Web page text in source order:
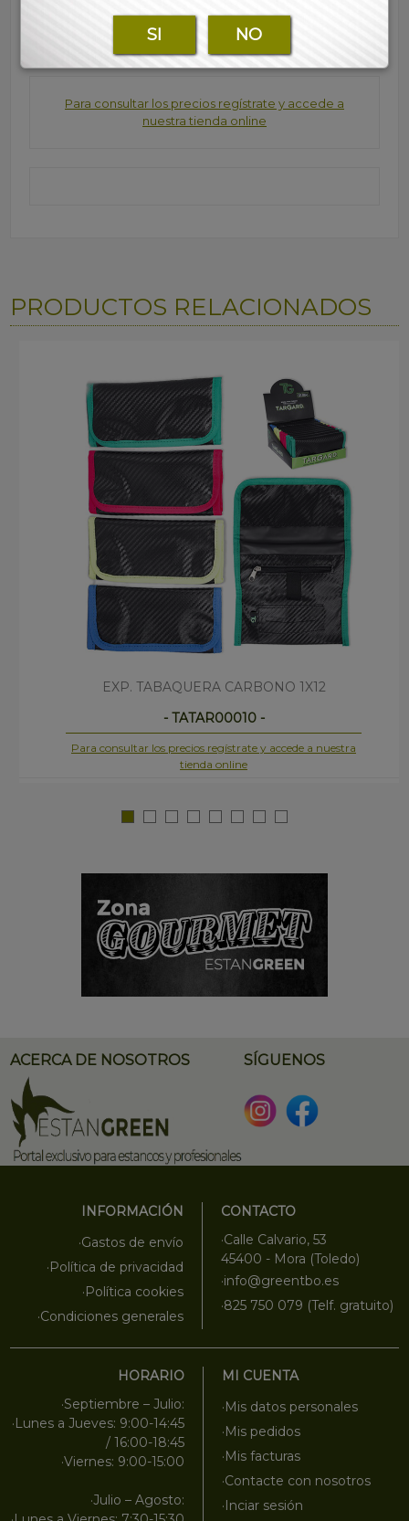
Para consultar los precios regístrate y accede a
nuestra tienda online
PRODUCTOS RELACIONADOS
EXP. TABAQUERA CARBONO 1X12
- TATAR00010 -
Para consultar los precios regístrate y accede a nuestra
tienda online
ACERCA DE NOSOTROS SÍGUENOS
INFORMACIÓN
·Gastos de envío
·Política de privacidad
·Política cookies
·Condiciones generales
CONTACTO
·Calle Calvario, 53
45400 - Mora (Toledo)
·info@greentbo.es
·825 750 079 (Telf. gratuito)
HORARIO
·Septiembre – Julio:
·Lunes a Jueves: 9:00-14:45
/ 16:00-18:45
·Viernes: 9:00-15:00
·Julio – Agosto:
MI CUENTA
·Mis datos personales
·Mis pedidos
·Mis facturas
·Contacte con nosotros
·Inciar sesión
SI NO